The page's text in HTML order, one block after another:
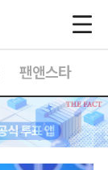
팬앤스타